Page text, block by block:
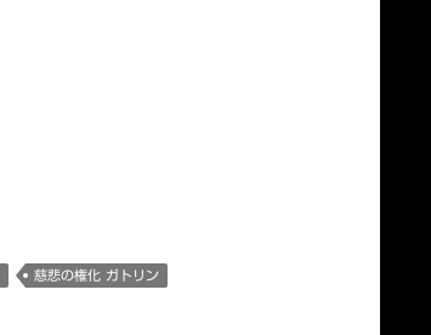
慈悲の権化 ガトリン